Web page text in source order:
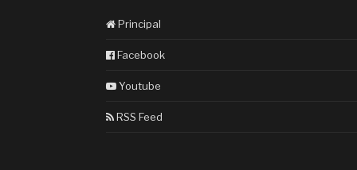
Principal
Facebook
Youtube
RSS Feed